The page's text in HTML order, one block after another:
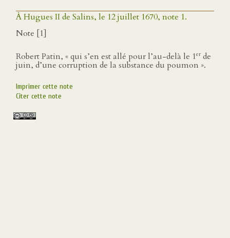
À Hugues II de Salins, le 12 juillet 1670, note 1.
Note [1]
Robert Patin, « qui s’en est allé pour l’au-delà le 1er de
juin, d’une corruption de la substance du poumon ».
Imprimer cette note
Citer cette note